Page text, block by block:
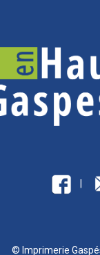
© Imprimerie